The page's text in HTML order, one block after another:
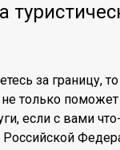
за границу,
только
если с вами
Российской